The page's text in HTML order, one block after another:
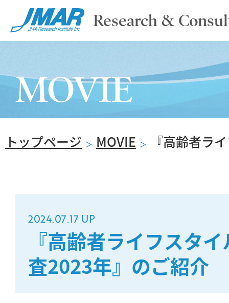
Research &
ABOUT
SERVICE
NEWS & COLUMN
MOVIE
MOVIE
トップページ ＞ MOVIE ＞ 『高齢者ラ
2024.07.17 UP
『高齢者ライフスタ
査2023年』のご紹介